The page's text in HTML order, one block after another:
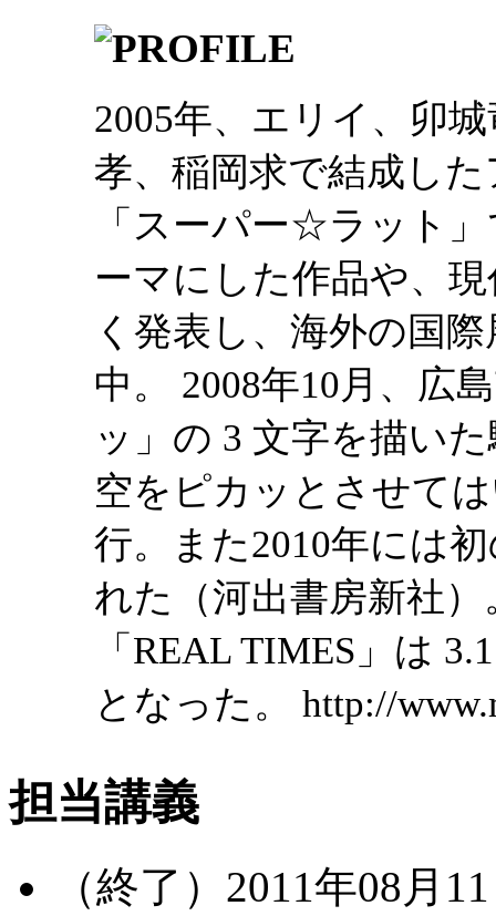
2005年、エリイ、卯
孝、稲岡求で結成し
「スーパー☆ラット
ーマにした作品や、
く発表し、海外の国
中。 2008年10月、広
ッ」の 3 文字を描い
空をピカッとさせて
行。また2010年には
れた（河出書房新社
「REAL TIMES」は
となった。 http://
担当講義
（終了）2011年08月